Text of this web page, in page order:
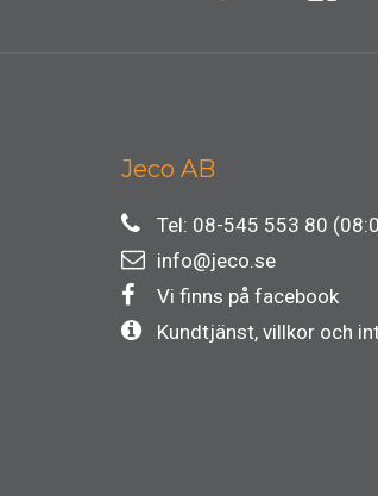
Jeco AB
Tel: 08-545 553 80
info@jeco.se
Vi finns på facebook
Kundtjänst, villkor och